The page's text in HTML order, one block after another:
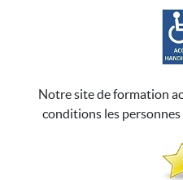
Notre site de formation
conditions les